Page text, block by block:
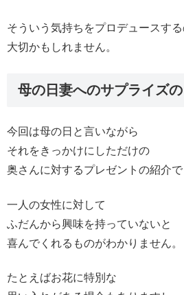
そういう気持ちをプロデュースす
大切かもしれません。
母の日妻へのサプライズ
今回は母の日と言いながら
それをきっかけにしただけの
奥さんに対するプレゼントの紹介で
一人の女性に対して
ふだんから興味を持っていないと
喜んでくれるものがわかりません。
たとえばお花に特別な